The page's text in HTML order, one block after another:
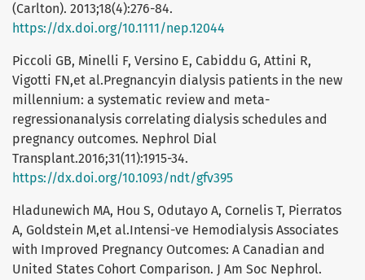
(Carlton). 2013;18(4):276-84.
https://dx.doi.org/10.1111/nep.12044
Piccoli GB, Minelli F, Versino E, Cabiddu G, Attini R,
Vigotti FN,et al.Pregnancyin dialysis patients in the new
millennium: a systematic review and meta-
regressionanalysis correlating dialysis schedules and
pregnancy outcomes. Nephrol Dial
Transplant.2016;31(11):1915-34.
https://dx.doi.org/10.1093/ndt/gfv395
Hladunewich MA, Hou S, Odutayo A, Cornelis T, Pierratos
A, Goldstein M,et al.Intensi-ve Hemodialysis Associates
with Improved Pregnancy Outcomes: A Canadian and
United States Cohort Comparison. J Am Soc Nephrol.